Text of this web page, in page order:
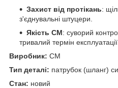
Захист від протікань:
з'єднувальні штуцери.
Якість CM: суворий
тривалий термін експлуатації.
Виробник: CM
Тип деталі: патрубок (шланг)
Стан: новий